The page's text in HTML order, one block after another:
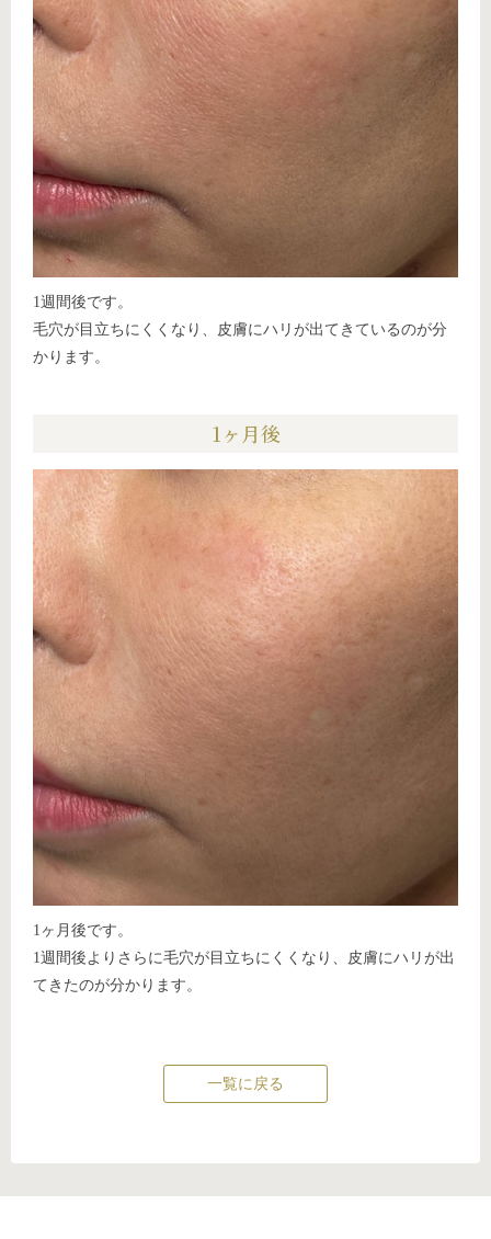
1週間後です。
毛穴が目立ちにくくなり、皮膚にハリが出てきているのが分
かります。
1ヶ月後
1ヶ月後です。
1週間後よりさらに毛穴が目立ちにくくなり、皮膚にハリが出
てきたのが分かります。
一覧に戻る